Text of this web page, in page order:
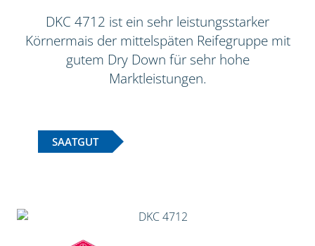
DKC 4712 ist ein sehr leistungsstarker
Körnermais der mittelspäten Reifegruppe mit
gutem Dry Down für sehr hohe
Marktleistungen.
SAATGUT